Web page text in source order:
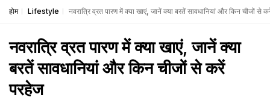
होम Lifestyle नवरात्रि व्रत पारण में क्या खाएं, जानें क्या बरतें सावधानियां और किन चीजों से
नवरात्रि व्रत पारण में क्या खाएं, जानें क्या
बरतें सावधानियां और किन चीजों से करें
परहेज